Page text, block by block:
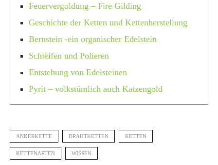
Feuervergoldung – Fire Gilding
Geschichte der Ketten und Kettenherstellung
Bernstein -ein organischer Edelstein
Schleifen und Polieren
Entstehung von Edelsteinen
Pyrit – volkstümlich auch Katzengold
ANKERKETTE DRAHTKETTEN KETTEN
KETTENARTEN WISSEN